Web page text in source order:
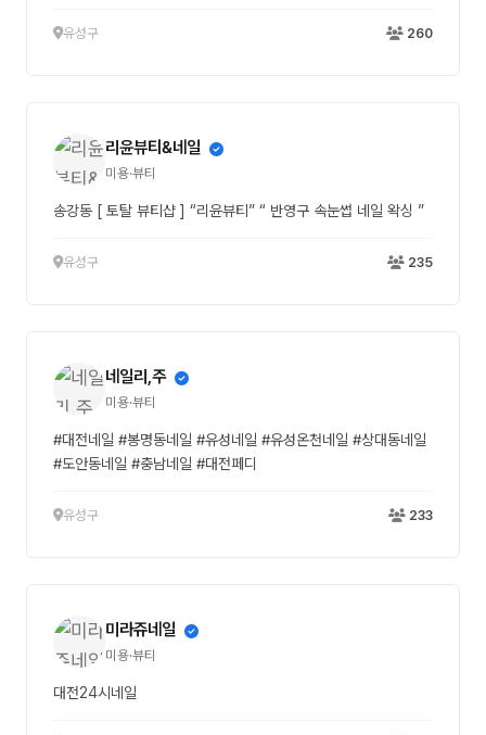
유성구 260
리윤뷰티&네일
미용·뷰티
송강동 [ 토탈 뷰티샵 ] “리윤뷰티” “ 반영구 속눈썹 네일 왁싱 ”
유성구 235
네일리,주
미용·뷰티
#대전네일 #봉명동네일 #유성네일 #유성온천네일 #상대동네일
#도안동네일 #충남네일 #대전페디
유성구 233
미라쥬네일
미용·뷰티
대전24시네일